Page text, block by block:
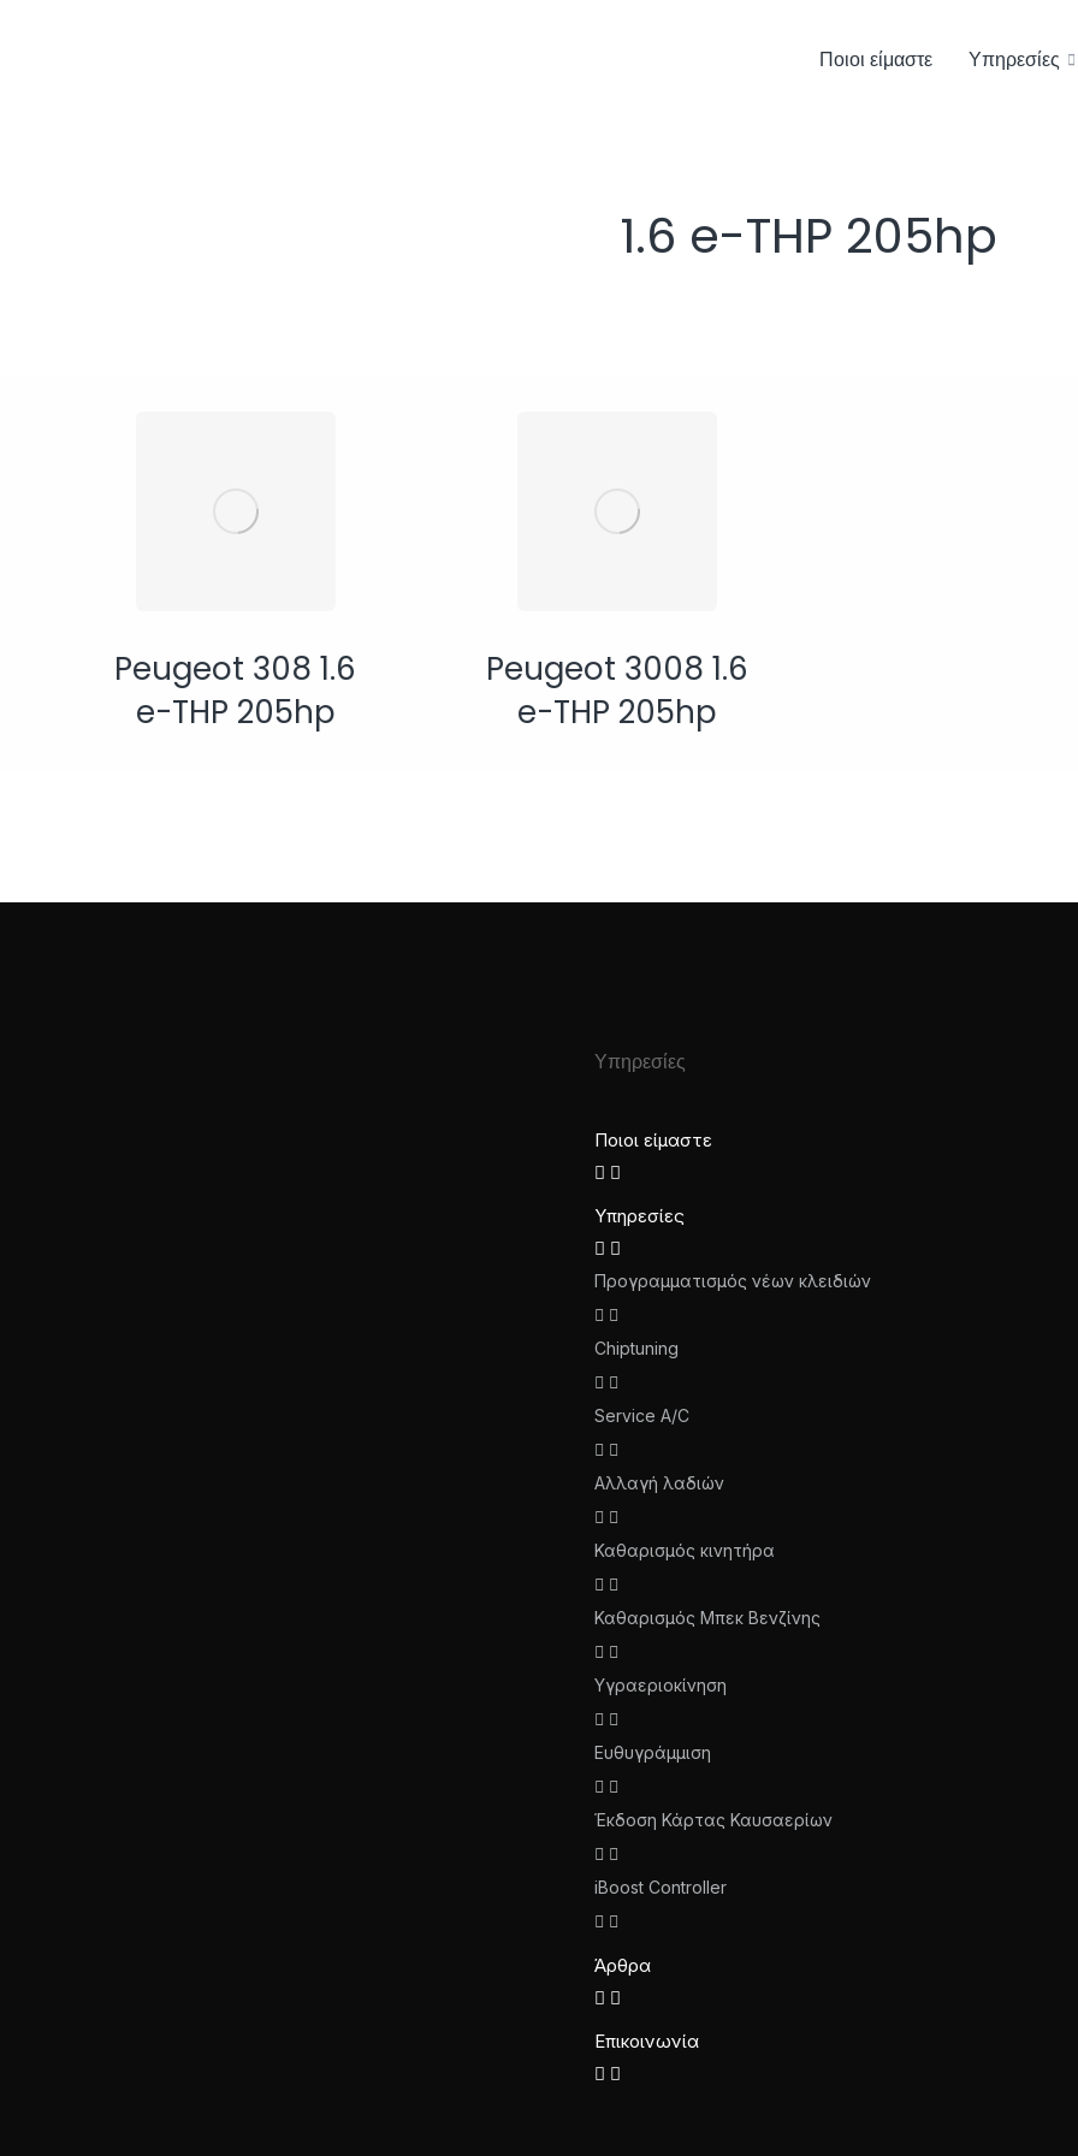
Ποιοι είμαστε Υπηρεσίες
1.6 e-THP 205hp
Peugeot 308 1.6
e-THP 205hp
Peugeot 3008 1.6
e-THP 205hp
Υπηρεσίες
Ποιοι είμαστε
Υπηρεσίες
Προγραμματισμός νέων κλειδιών
Chiptuning
Service A/C
Αλλαγή λαδιών
Καθαρισμός κινητήρα
Καθαρισμός Μπεκ Βενζίνης
Υγραεριοκίνηση
Ευθυγράμμιση
Έκδοση Κάρτας Καυσαερίων
iBoost Controller
Άρθρα
Επικοινωνία